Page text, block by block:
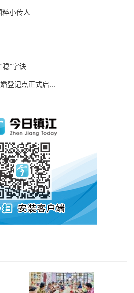
粹小传人
稳”字诀
登记点正式启...